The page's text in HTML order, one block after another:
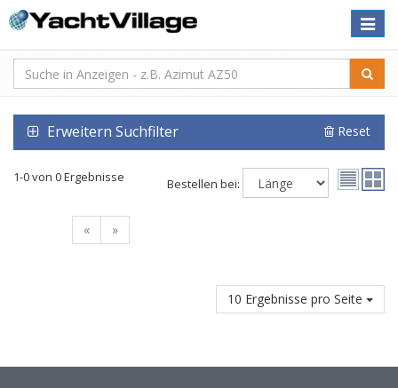
Toggle
Erweitern Suchfilter Reset
1-0 von 0 Ergebnisse Bestellen bei:
« »
10 Ergebnisse pro Seite